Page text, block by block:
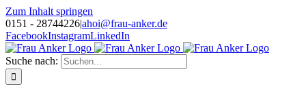
Zum Inhalt springen
0151 - 28744226|ahoi@frau-anker.de
FacebookInstagramLinkedIn
Suche nach: